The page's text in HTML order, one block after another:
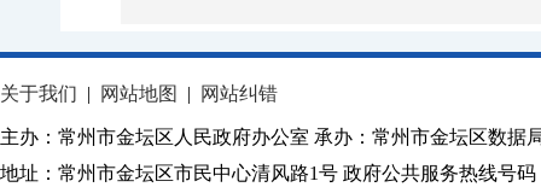
关于我们 | 网站地图 | 网站纠错
主办：常州市金坛区人民政府办公室 承办：常州市金坛区数据
地址：常州市金坛区市民中心清风路1号 政府公共服务热线号码